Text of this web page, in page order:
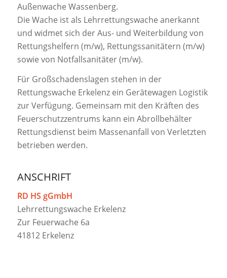
Außenwache Wassenberg.
Die Wache ist als Lehrrettungswache anerkannt
und widmet sich der Aus- und Weiterbildung von
Rettungshelfern (m/w), Rettungssanitätern (m/w)
sowie von Notfallsanitäter (m/w).
Für Großschadenslagen stehen in der
Rettungswache Erkelenz ein Gerätewagen Logistik
zur Verfügung. Gemeinsam mit den Kräften des
Feuerschutzzentrums kann ein Abrollbehälter
Rettungsdienst beim Massenanfall von Verletzten
betrieben werden.
ANSCHRIFT
RD HS gGmbH
Lehrrettungswache Erkelenz
Zur Feuerwache 6a
41812 Erkelenz